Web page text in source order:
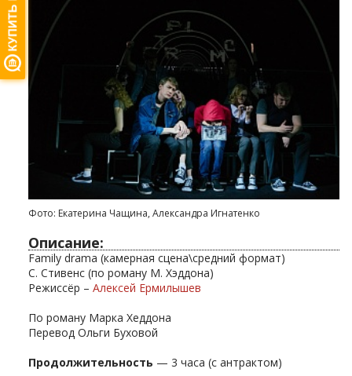
Фото: Екатерина Чащина, Александра Игнатенко
Описание:
Family drama (камерная сцена\средний формат)
С. Стивенс (по роману М. Хэддона)
Режиссёр – Алексей Ермилышев
По роману Марка Хеддона
Перевод Ольги Буховой
Продолжительность — 3 часа (с антрактом)